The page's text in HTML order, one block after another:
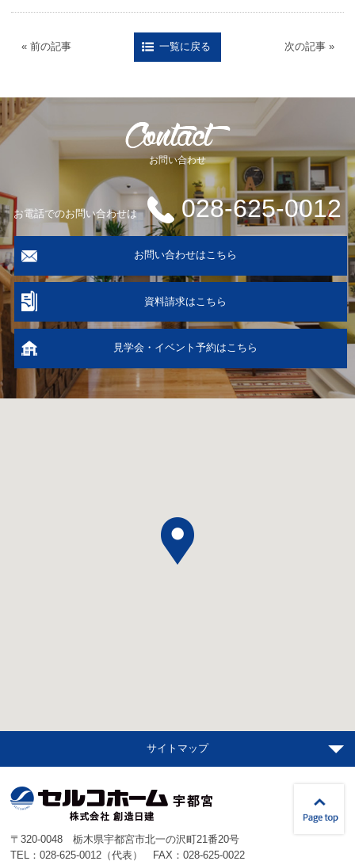
« 前の記事 一覧に戻る 次の記事 »
お問い合わせ
お電話でのお問い合わせは 028-625-0012
お問い合わせはこちら
資料請求はこちら
見学会・イベント予約はこちら
サイトマップ
〒320-0048 栃木県宇都宮市北一の沢町21番20号
TEL：028-625-0012 （代表） FAX：028-625-0022